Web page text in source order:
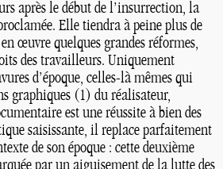
après le début de l’insurrection, la
Elle tiendra à peine plus de
œuvre quelques grandes réformes,
des travailleurs. Uniquement
d’époque, celles-là mêmes qui
graphiques (1) du réalisateur,
est une réussite à bien des
saisissante, il replace parfaitement
de son époque : cette deuxième